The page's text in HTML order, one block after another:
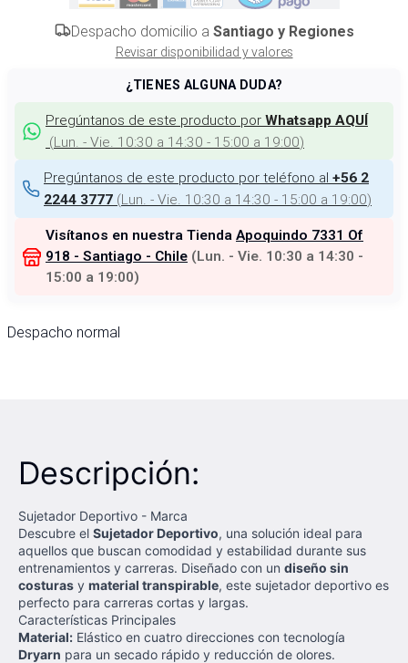
Despacho domicilio a Santiago y Regiones
Revisar disponibilidad y valores
¿TIENES ALGUNA DUDA?
Pregúntanos de este producto por Whatsapp AQUÍ
(Lun. - Vie. 10:30 a 14:30 - 15:00 a 19:00)
Pregúntanos de este producto por teléfono al +56 2
2244 3777 (Lun. - Vie. 10:30 a 14:30 - 15:00 a 19:00)
Visítanos en nuestra Tienda Apoquindo 7331 Of
918 - Santiago - Chile (Lun. - Vie. 10:30 a 14:30 -
15:00 a 19:00)
Despacho normal
Descripción:
Sujetador Deportivo - Marca
Descubre el Sujetador Deportivo, una solución ideal para
aquellos que buscan comodidad y estabilidad durante sus
entrenamientos y carreras. Diseñado con un diseño sin
costuras y material transpirable, este sujetador deportivo es
perfecto para carreras cortas y largas.
Características Principales
Material: Elástico en cuatro direcciones con tecnología
Dryarn para un secado rápido y reducción de olores.